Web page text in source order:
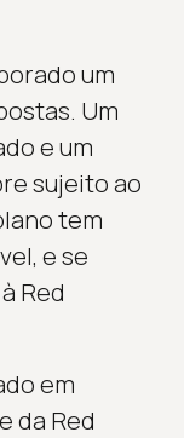
um
Um
e um
sujeito ao
tem
e se
Red
em
da Red